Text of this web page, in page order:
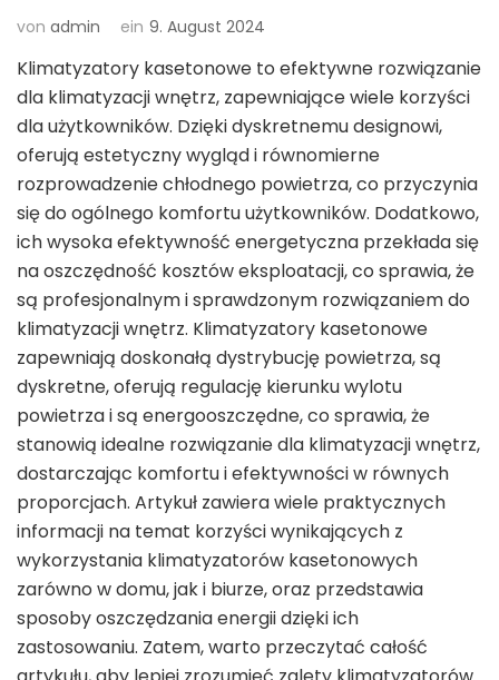
von admin ein 9. August 2024
Klimatyzatory kasetonowe to efektywne rozwiązanie
dla klimatyzacji wnętrz, zapewniające wiele korzyści
dla użytkowników. Dzięki dyskretnemu designowi,
oferują estetyczny wygląd i równomierne
rozprowadzenie chłodnego powietrza, co przyczynia
się do ogólnego komfortu użytkowników. Dodatkowo,
ich wysoka efektywność energetyczna przekłada się
na oszczędność kosztów eksploatacji, co sprawia, że
są profesjonalnym i sprawdzonym rozwiązaniem do
klimatyzacji wnętrz. Klimatyzatory kasetonowe
zapewniają doskonałą dystrybucję powietrza, są
dyskretne, oferują regulację kierunku wylotu
powietrza i są energooszczędne, co sprawia, że
stanowią idealne rozwiązanie dla klimatyzacji wnętrz,
dostarczając komfortu i efektywności w równych
proporcjach. Artykuł zawiera wiele praktycznych
informacji na temat korzyści wynikających z
wykorzystania klimatyzatorów kasetonowych
zarówno w domu, jak i biurze, oraz przedstawia
sposoby oszczędzania energii dzięki ich
zastosowaniu. Zatem, warto przeczytać całość